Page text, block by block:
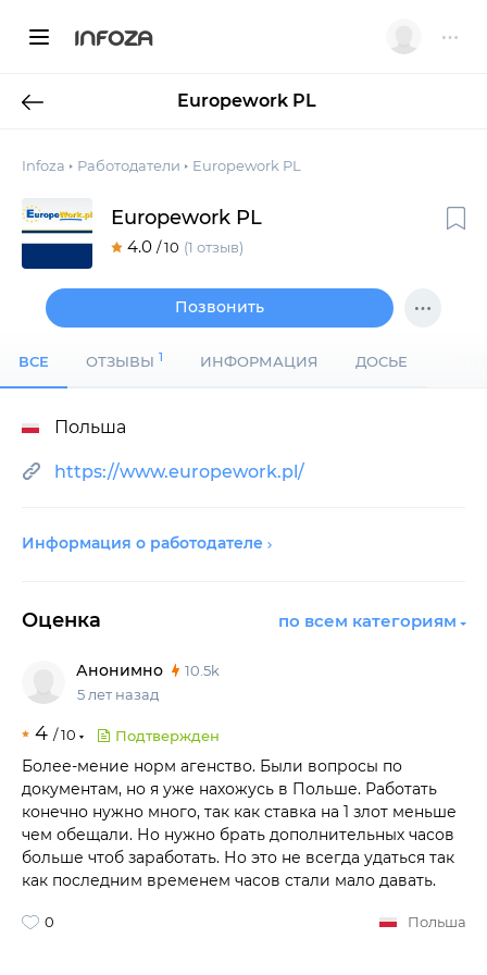
INFOZA
Europework PL
Infoza Работодатели Europework PL
Europework PL
4.0 / 10 (1 отзыв)
Позвонить
ВСЕ ОТЗЫВЫ 1 ИНФОРМАЦИЯ ДОСЬЕ
Польша
https://www.europework.pl/
Информация о работодателе
Оценка по всем категориям
Анонимно
10.5k
5 лет назад
4 /10 Подтвержден
Более-мение норм агенство. Были вопросы по
документам, но я уже нахожусь в Польше. Работать
конечно нужно много, так как ставка на 1 злот меньше
чем обещали. Но нужно брать дополнительных часов
больше чтоб заработать. Но это не всегда удаться так
как последним временем часов стали мало давать.
0 Польша